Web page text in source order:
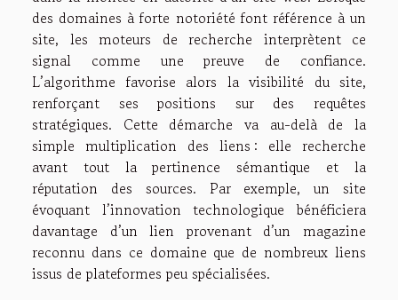
des domaines à forte notoriété font référence à un
site, les moteurs de recherche interprètent ce
signal comme une preuve de confiance.
L’algorithme favorise alors la visibilité du site,
renforçant ses positions sur des requêtes
stratégiques. Cette démarche va au-delà de la
simple multiplication des liens : elle recherche
avant tout la pertinence sémantique et la
réputation des sources. Par exemple, un site
évoquant l’innovation technologique bénéficiera
davantage d’un lien provenant d’un magazine
reconnu dans ce domaine que de nombreux liens
issus de plateformes peu spécialisées.